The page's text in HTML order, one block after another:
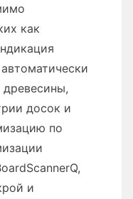
как
досок и
по
и